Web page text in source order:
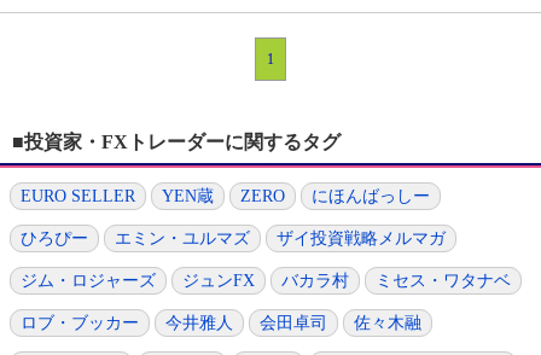
1
■投資家・FXトレーダーに関するタグ
EURO SELLER YEN蔵 ZERO にほんばっしー
ひろぴー エミン・ユルマズ ザイ投資戦略メルマガ
ジム・ロジャーズ ジュンFX バカラ村 ミセス・ワタナベ
ロブ・ブッカー 今井雅人 会田卓司 佐々木融